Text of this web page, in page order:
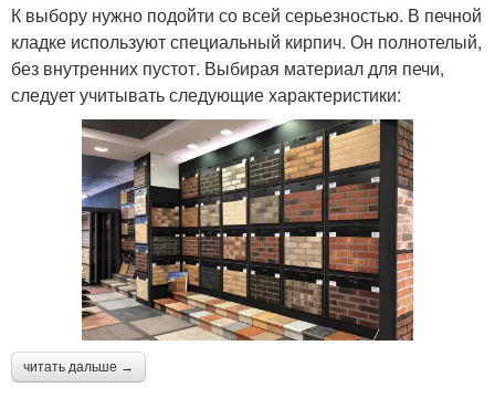
К выбору нужно подойти со всей серьезностью. В печной
кладке используют специальный кирпич. Он полнотелый,
без внутренних пустот. Выбирая материал для печи,
следует учитывать следующие характеристики:
читать дальше →